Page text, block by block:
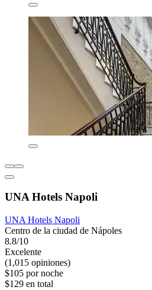
UNA Hotels Napoli
UNA Hotels Napoli
Centro de la ciudad de Nápoles
8.8/10
Excelente
(1,015 opiniones)
$105 por noche
$129 en total